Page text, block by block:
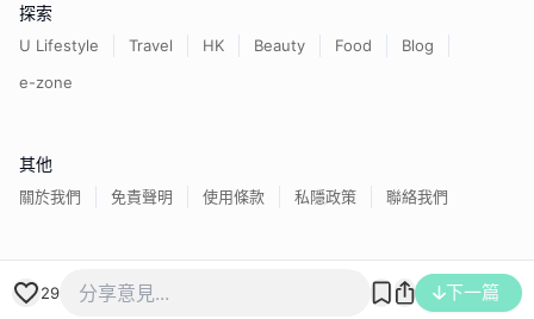
29 下一篇
探索
U Lifestyle Travel HK Beauty Food
Blog
e-zone
其他
關於我們 免責聲明 使用條款 私隱政策 聯絡我們
香港經濟日報版權所有©